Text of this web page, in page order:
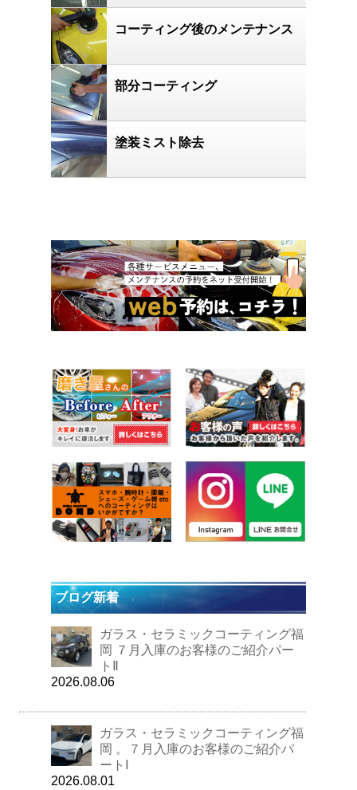
コーティング後のメンテナンス
部分コーティング
塗装ミスト除去
ブログ新着
ガラス・セラミックコーティング福
岡 ７月入庫のお客様のご紹介パー
トⅡ
2026.08.06
ガラス・セラミックコーティング福
岡 。７月入庫のお客様のご紹介パ
ートⅠ
2026.08.01